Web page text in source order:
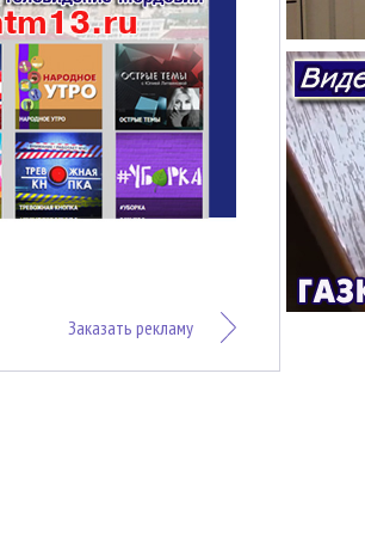
Заказать рекламу